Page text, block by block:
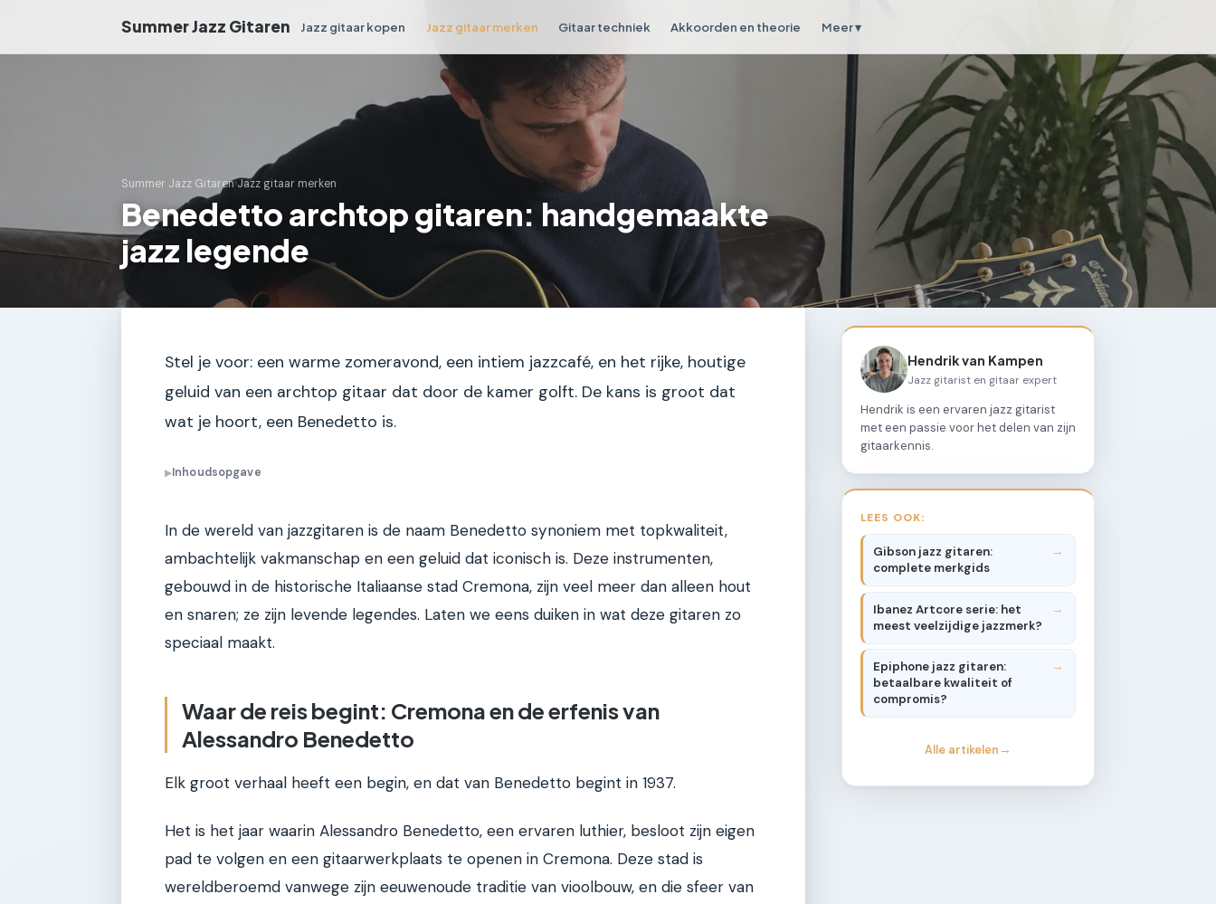
Summer Jazz Gitaren Jazz gitaar kopen Jazz gitaar merken Gitaar techniek Akkoorden en theorie Meer ▾
Summer Jazz Gitaren›Jazz gitaar merken
Benedetto archtop gitaren: handgemaakte
jazz legende
Stel je voor: een warme zomeravond, een intiem jazzcafé, en het rijke, houtige
geluid van een archtop gitaar dat door de kamer golft. De kans is groot dat
wat je hoort, een Benedetto is.
▶Inhoudsopgave
In de wereld van jazzgitaren is de naam Benedetto synoniem met topkwaliteit,
ambachtelijk vakmanschap en een geluid dat iconisch is. Deze instrumenten,
gebouwd in de historische Italiaanse stad Cremona, zijn veel meer dan alleen hout
en snaren; ze zijn levende legendes. Laten we eens duiken in wat deze gitaren zo
speciaal maakt.
Waar de reis begint: Cremona en de erfenis van
Alessandro Benedetto
Elk groot verhaal heeft een begin, en dat van Benedetto begint in 1937.
Het is het jaar waarin Alessandro Benedetto, een ervaren luthier, besloot zijn eigen
pad te volgen en een gitaarwerkplaats te openen in Cremona. Deze stad is
wereldberoemd vanwege zijn eeuwenoude traditie van vioolbouw, en die sfeer van
Hendrik van Kampen
Jazz gitarist en gitaar expert
Hendrik is een ervaren jazz gitarist
met een passie voor het delen van zijn
gitaarkennis.
LEES OOK:
Gibson jazz gitaren:
complete merkgids
Ibanez Artcore serie: het
meest veelzijdige jazzmerk?
Epiphone jazz gitaren:
betaalbare kwaliteit of
compromis?
Alle artikelen